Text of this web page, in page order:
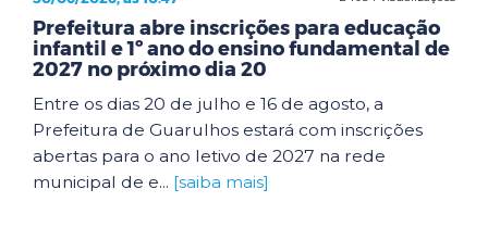
Prefeitura abre inscrições para educação
infantil e 1º ano do ensino fundamental de
2027 no próximo dia 20
Entre os dias 20 de julho e 16 de agosto, a
Prefeitura de Guarulhos estará com inscrições
abertas para o ano letivo de 2027 na rede
municipal de e... [saiba mais]